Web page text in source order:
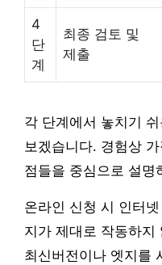
4
단
계
최종 검토 및
제출
각 단계에서 놓치기
보겠습니다. 경험상
점들을 중심으로 설명
온라인 신청 시 인터
지가 제대로 작동하지
최신버전이나 엣지를